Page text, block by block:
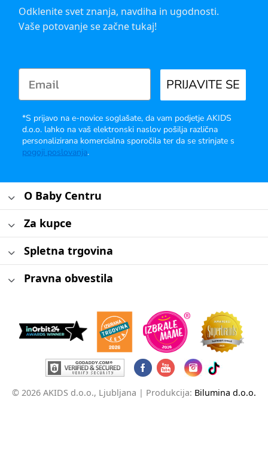
Odklenite svet znanja, navdiha in ugodnosti.
Vaše potovanje se začne tukaj!
PRIJAVITE SE
*S prijavo na e-novice soglašate, da vam podjetje AKIDS
d.o.o. lahko na vaš elektronski naslov pošilja različna
personalizirana komercialna sporočila ter da se strinjate s
pogoji poslovanja.
O Baby Centru
Za kupce
Spletna trgovina
Pravna obvestila
© 2026 AKIDS d.o.o., Ljubljana | Produkcija: Bilumina d.o.o.